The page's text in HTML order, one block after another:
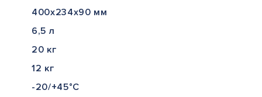
400x234x90 мм
6,5 л
20 кг
12 кг
-20/+45°С